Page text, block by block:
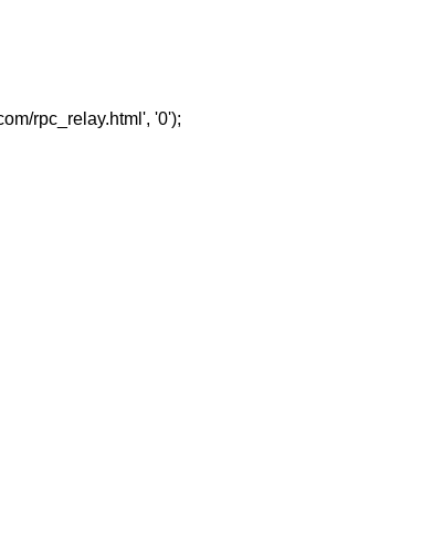
rpc_relay.html', '0');